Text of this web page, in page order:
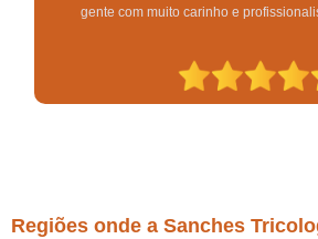
gente com muito carinho e
Regiões onde a Sanches